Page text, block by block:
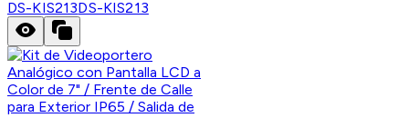
DS-KIS213DS-KIS213